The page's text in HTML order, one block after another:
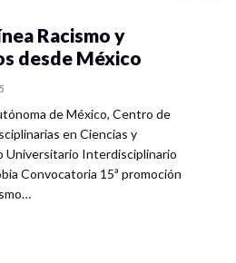
Racismo y
desde México
de México, Centro de
en Ciencias y
Universitario Interdisciplinario
Convocatoria 15ª promoción